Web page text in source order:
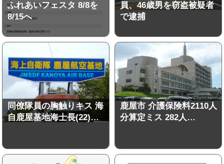
ふれあいフェスタ 8/8を
8/15へ
員、46歳男を窃盗被疑者
で逮捕
同僚隊員の胸触りキス 海
自鹿屋基地海士長(22)…
鹿屋市 介護保険料2110人
分算定ミス 282人…